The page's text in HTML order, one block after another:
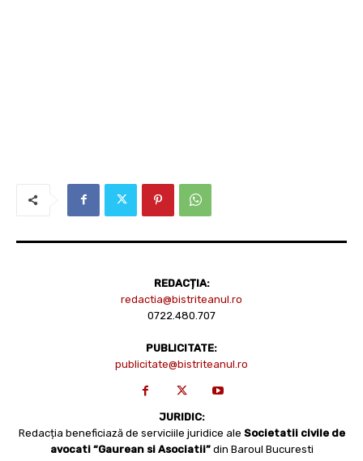
REDACȚIA:
redactia@bistriteanul.ro
0722.480.707
PUBLICITATE:
publicitate@bistriteanul.ro
JURIDIC:
Redacția beneficiază de serviciile juridice ale Societatii civile de
avocati “Gaurean si Asociatii” din Baroul Bucuresti